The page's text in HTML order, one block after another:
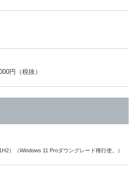
円（税抜）
）（Windows 11 Proダウングレード権行使。）